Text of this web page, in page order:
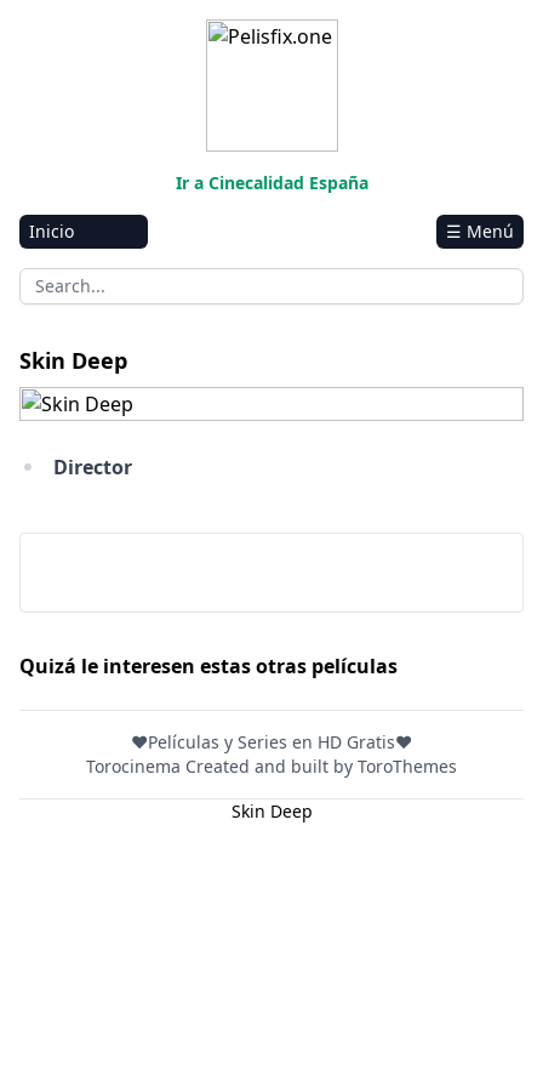
Skin Deep
Ir a Cinecalidad España
Inicio
Amazon
Netflix
Disney+
HBO-Max
Vix+Original
Apple tv+
DC
☰ Menú
Skin Deep
Director
Quizá le interesen estas otras películas
❤️Películas y Series en HD Gratis❤️
Torocinema Created and built by ToroThemes